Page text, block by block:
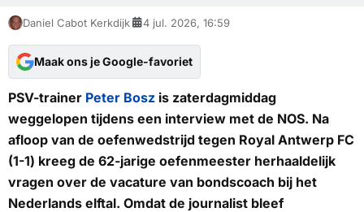
Daniel Cabot Kerkdijk 4 jul. 2026, 16:59
Maak ons je Google-favoriet
PSV-trainer Peter Bosz is zaterdagmiddag
weggelopen tijdens een interview met de NOS. Na
afloop van de oefenwedstrijd tegen Royal Antwerp FC
(1-1) kreeg de 62-jarige oefenmeester herhaaldelijk
vragen over de vacature van bondscoach bij het
Nederlands elftal. Omdat de journalist bleef